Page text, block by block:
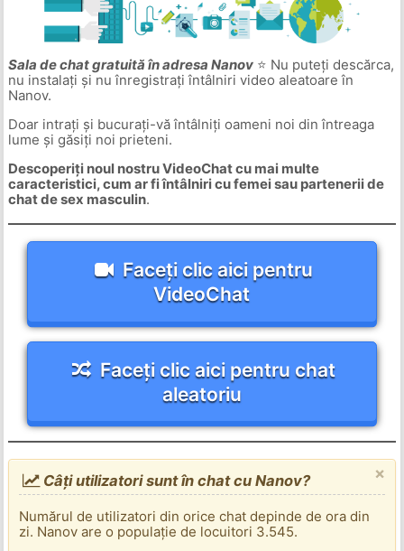
Sala de chat gratuită în adresa Nanov⭐ Nu puteți descărca,
nu instalați și nu înregistrați întâlniri video aleatoare în
Nanov.
Doar intrați și bucurați-vă întâlniți oameni noi din întreaga
lume și găsiți noi prieteni.
Descoperiți noul nostru VideoChat cu mai multe
caracteristici, cum ar fi întâlniri cu femei sau partenerii de
chat de sex masculin.
Faceți clic aici pentru
VideoChat
Faceți clic aici pentru chat
aleatoriu
×
Câți utilizatori sunt în chat cu Nanov?
Numărul de utilizatori din orice chat depinde de ora din
zi. Nanov are o populație de locuitori 3.545.